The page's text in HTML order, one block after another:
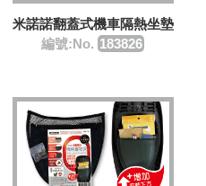
米諾諾翻蓋式機車隔熱坐墊
編號:No. 183826